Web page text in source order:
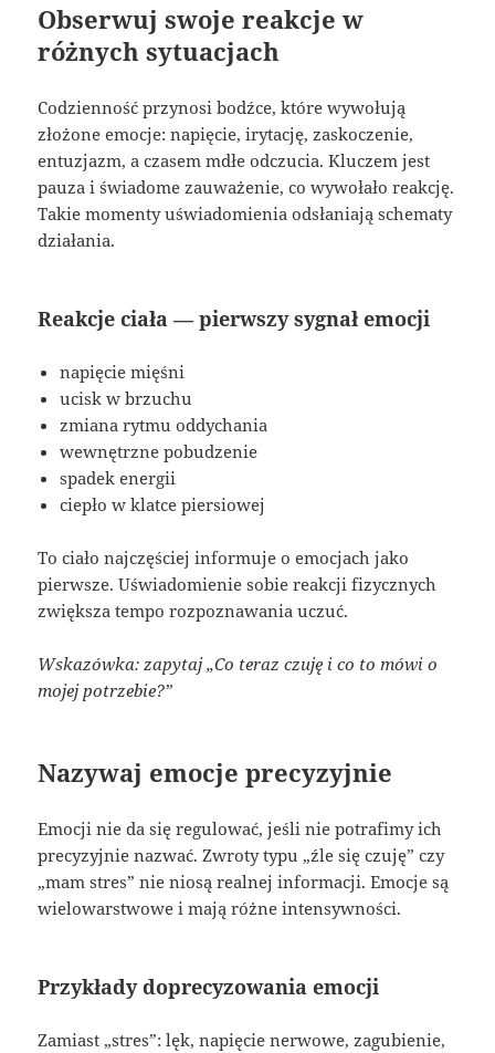
Obserwuj swoje reakcje w
różnych sytuacjach
Codzienność przynosi bodźce, które wywołują
złożone emocje: napięcie, irytację, zaskoczenie,
entuzjazm, a czasem mdłe odczucia. Kluczem jest
pauza i świadome zauważenie, co wywołało reakcję.
Takie momenty uświadomienia odsłaniają schematy
działania.
Reakcje ciała — pierwszy sygnał emocji
napięcie mięśni
ucisk w brzuchu
zmiana rytmu oddychania
wewnętrzne pobudzenie
spadek energii
ciepło w klatce piersiowej
To ciało najczęściej informuje o emocjach jako
pierwsze. Uświadomienie sobie reakcji fizycznych
zwiększa tempo rozpoznawania uczuć.
Wskazówka: zapytaj „Co teraz czuję i co to mówi o
mojej potrzebie?”
Nazywaj emocje precyzyjnie
Emocji nie da się regulować, jeśli nie potrafimy ich
precyzyjnie nazwać. Zwroty typu „źle się czuję” czy
„mam stres” nie niosą realnej informacji. Emocje są
wielowarstwowe i mają różne intensywności.
Przykłady doprecyzowania emocji
Zamiast „stres”: lęk, napięcie nerwowe, zagubienie,